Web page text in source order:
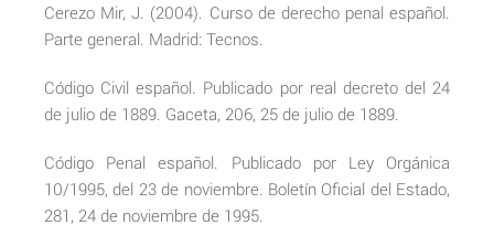
Cerezo Mir, J. (2004). Curso de derecho penal español.
Parte general. Madrid: Tecnos.
Código Civil español. Publicado por real decreto del 24
de julio de 1889. Gaceta, 206, 25 de julio de 1889.
Código Penal español. Publicado por Ley Orgánica
10/1995, del 23 de noviembre. Boletín Oficial del Estado,
281, 24 de noviembre de 1995.